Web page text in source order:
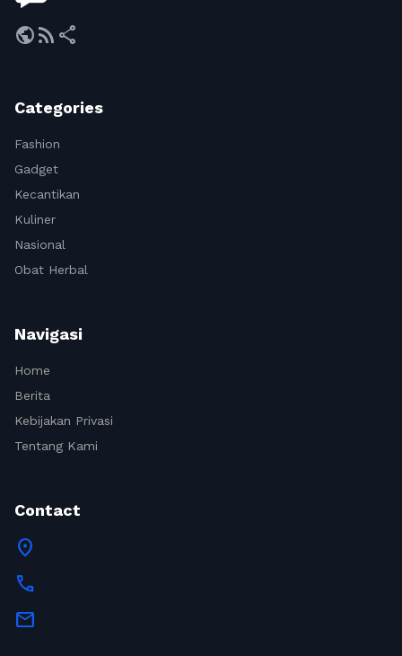
publicrss_feed share
Categories
Fashion
Gadget
Kecantikan
Kuliner
Nasional
Obat Herbal
Navigasi
Home
Berita
Kebijakan Privasi
Tentang Kami
Contact
location_on
call
mail